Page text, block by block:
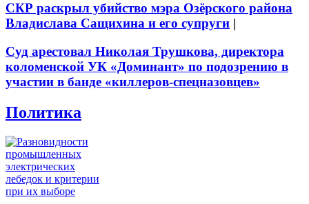
СКР раскрыл убийство мэра Озёрского района
Владислава Сащихина и его супруги |
Суд арестовал Николая Трушкова, директора
коломенской УК «Доминант» по подозрению в
участии в банде «киллеров-спецназовцев»
Политика